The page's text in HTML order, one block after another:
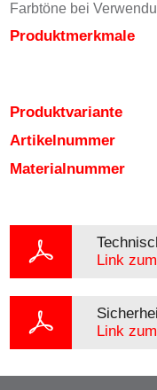
Farbtöne bei
Produktmerkmale
Produktvariante
Artikelnummer
Materialnummer
Link
Link